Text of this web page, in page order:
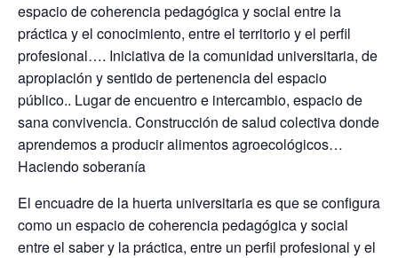
espacio de coherencia pedagógica y social entre la
práctica y el conocimiento, entre el territorio y el perfil
profesional…. Iniciativa de la comunidad universitaria, de
apropiación y sentido de pertenencia del espacio
público.. Lugar de encuentro e intercambio, espacio de
sana convivencia. Construcción de salud colectiva donde
aprendemos a producir alimentos agroecológicos…
Haciendo soberanía
El encuadre de la huerta universitaria es que se configura
como un espacio de coherencia pedagógica y social
entre el saber y la práctica, entre un perfil profesional y el